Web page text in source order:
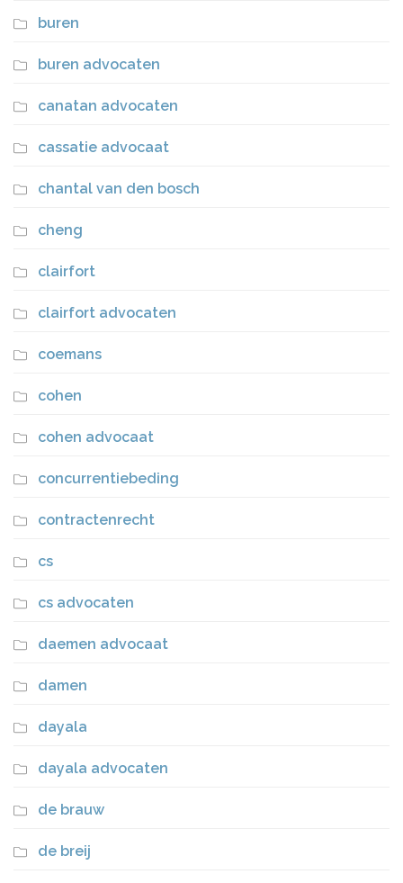
buren
buren advocaten
canatan advocaten
cassatie advocaat
chantal van den bosch
cheng
clairfort
clairfort advocaten
coemans
cohen
cohen advocaat
concurrentiebeding
contractenrecht
cs
cs advocaten
daemen advocaat
damen
dayala
dayala advocaten
de brauw
de breij